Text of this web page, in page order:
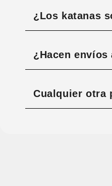
¿Los katanas
¿Hacen
Cualquier otra